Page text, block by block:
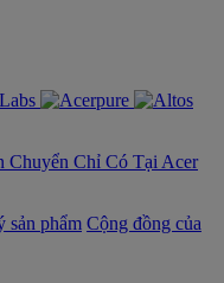
Chỉ Có Tại Acer
sản phẩm Cộng đồng của